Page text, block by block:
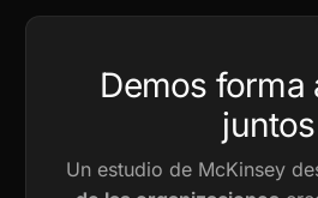
Demos forma
juntos
Un estudio de McKinsey